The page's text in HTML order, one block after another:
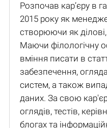
Розпочав кар’єру в
2015 року як
створюючи як ділові,
Маючи філологічну
вміння писати в
забезпечення,
систем, а також
даних. За свою
оглядів, тестів,
блогах та